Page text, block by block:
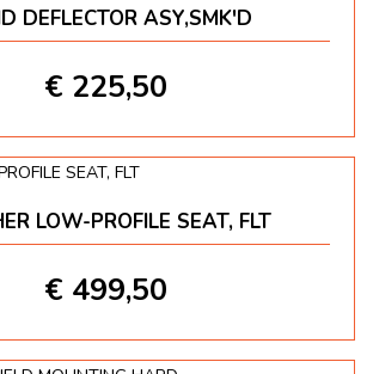
DEFLECTOR ASY,SMK'D
€ 225,50
LOW-PROFILE SEAT, FLT
€ 499,50